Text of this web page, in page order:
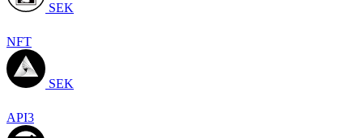
SEK
NFT
SEK
API3